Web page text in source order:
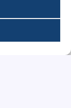
réservés.